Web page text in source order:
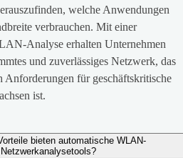
welche Anwendungen
verbrauchen. Mit einer
Analyse erhalten Unternehmen
und zuverlässiges Netzwerk, das
Anforderungen für geschäftskritische
ist.
bieten automatische WLAN-
Netzwerkanalysetools?